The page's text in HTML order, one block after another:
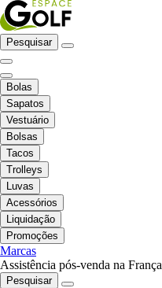
Pesquisar
Bolas
Sapatos
Vestuário
Bolsas
Tacos
Trolleys
Luvas
Acessórios
Liquidação
Promoções
Marcas
Assistência pós-venda na França
Pesquisar